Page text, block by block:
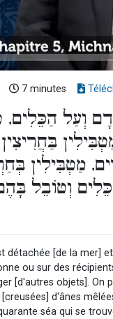
7 minutes
וְעַל הַכֵּלִים,
מַטְבִּילִין
כֵּלִים וְטוֹבֵל
détachée [de la mer]
ou sur des
[d'autres objets]. On
d'ânes
séa qui se